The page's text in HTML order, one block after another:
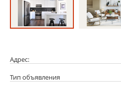
Адрес:
Тип объявления